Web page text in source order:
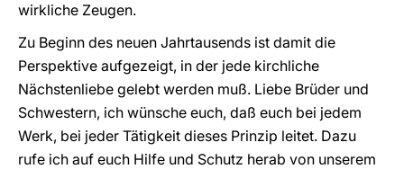
wirkliche Zeugen.
Zu Beginn des neuen Jahrtausends ist damit die
Perspektive aufgezeigt, in der jede kirchliche
Nächstenliebe gelebt werden muß. Liebe Brüder und
Schwestern, ich wünsche euch, daß euch bei jedem
Werk, bei jeder Tätigkeit dieses Prinzip leitet. Dazu
rufe ich auf euch Hilfe und Schutz herab von unserem